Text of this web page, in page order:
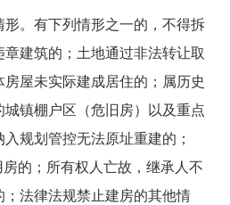
形。有下列情形之一的，不得拆
建筑的；土地通过非法转让取
屋未实际建成居住的；属历史
镇棚户区（危旧房）以及重点
规划管控无法原址重建的；
房的；所有权人亡故，继承人不
法律法规禁止建房的其他情